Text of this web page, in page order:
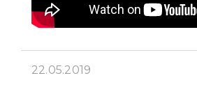
22.05.2019